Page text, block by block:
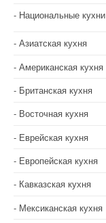
Национальные кухни
Азиатская кухня
Американская кухня
Британская кухня
Восточная кухня
Еврейская кухня
Европейская кухня
Кавказская кухня
Мексиканская кухня